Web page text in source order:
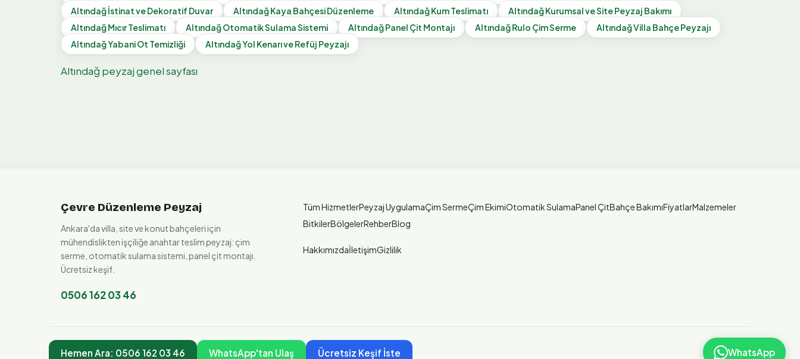
Altındağİstinat ve Dekoratif Duvar AltındağKaya Bahçesi Düzenleme AltındağKum Teslimatı AltındağKurumsal ve Site Peyzaj Bakımı
AltındağMıcır Teslimatı AltındağOtomatik Sulama Sistemi AltındağPanel Çit Montajı AltındağRulo Çim Serme AltındağVilla Bahçe Peyzajı
AltındağYabani Ot Temizliği AltındağYol Kenarı ve Refüj Peyzajı
Altındağ peyzaj genel sayfası
Çevre Düzenleme Peyzaj
Ankara'da villa, site ve konut bahçeleri için
mühendislikten işçiliğe anahtar teslim peyzaj: çim
serme, otomatik sulama sistemi, panel çit montajı.
Ücretsiz keşif.
0506 162 03 46
Tüm HizmetlerPeyzaj UygulamaÇim SermeÇim EkimiOtomatik SulamaPanel ÇitBahçe BakımıFiyatlarMalzemeler
BitkilerBölgelerRehberBlog
HakkımızdaİletişimGizlilik
Hemen Ara: 0506 162 03 46 WhatsApp'tan Ulaş Ücretsiz Keşif İste WhatsApp